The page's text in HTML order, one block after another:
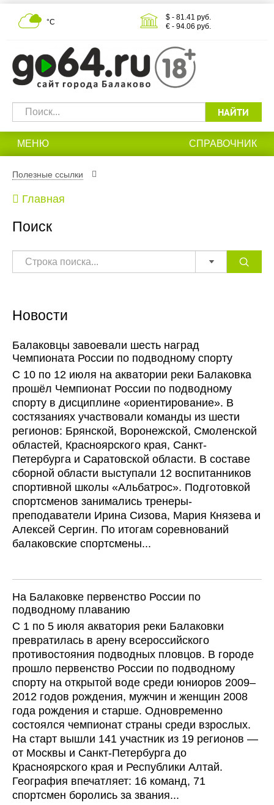
°С
$ - 81.41 руб.
€ - 94.06 руб.
НАЙТИ
МЕНЮ СПРАВОЧНИК
Полезные ссылки
Главная
Поиск
Новости
Балаковцы завоевали шесть наград
Чемпионата России по подводному спорту
С 10 по 12 июля на акватории реки Балаковка
прошёл Чемпионат России по подводному
спорту в дисциплине «ориентирование». В
состязаниях участвовали команды из шести
регионов: Брянской, Воронежской, Смоленской
областей, Красноярского края, Санкт-
Петербурга и Саратовской области. В составе
сборной области выступали 12 воспитанников
спортивной школы «Альбатрос». Подготовкой
спортсменов занимались тренеры-
преподаватели Ирина Сизова, Мария Князева и
Алексей Сергин. По итогам соревнований
балаковские спортсмены...
На Балаковке первенство России по
подводному плаванию
С 1 по 5 июля акватория реки Балаковки
превратилась в арену всероссийского
противостояния подводных пловцов. В городе
прошло первенство России по подводному
спорту на открытой воде среди юниоров 2009–
2012 годов рождения, мужчин и женщин 2008
года рождения и старше. Одновременно
состоялся чемпионат страны среди взрослых.
На старт вышли 141 участник из 19 регионов —
от Москвы и Санкт-Петербурга до
Красноярского края и Республики Алтай.
География впечатляет: 16 команд, 71
спортсмен боролись за звания...